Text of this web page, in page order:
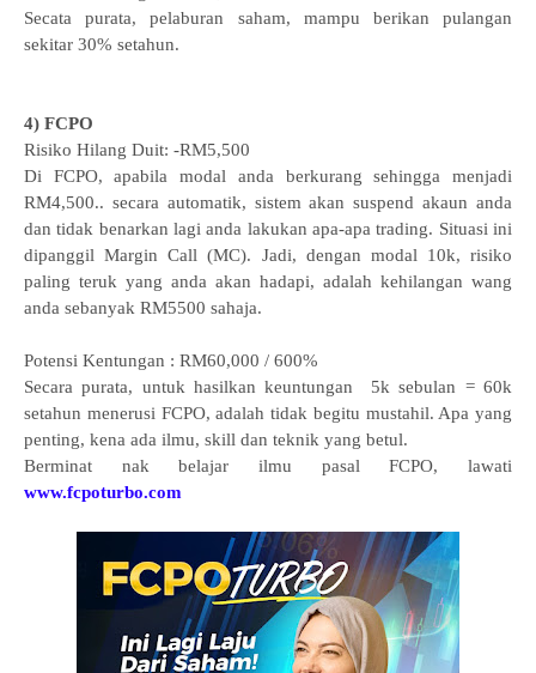
Secata purata, pelaburan saham, mampu berikan pulangan
sekitar 30% setahun.
4) FCPO
Risiko Hilang Duit: -RM5,500
Di FCPO, apabila modal anda berkurang sehingga menjadi
RM4,500.. secara automatik, sistem akan suspend akaun anda
dan tidak benarkan lagi anda lakukan apa-apa trading. Situasi ini
dipanggil Margin Call (MC). Jadi, dengan modal 10k, risiko
paling teruk yang anda akan hadapi, adalah kehilangan wang
anda sebanyak RM5500 sahaja.
Potensi Kentungan : RM60,000 / 600%
Secara purata, untuk hasilkan keuntungan 5k sebulan = 60k
setahun menerusi FCPO, adalah tidak begitu mustahil. Apa yang
penting, kena ada ilmu, skill dan teknik yang betul.
Berminat nak belajar ilmu pasal FCPO, lawati
www.fcpoturbo.com